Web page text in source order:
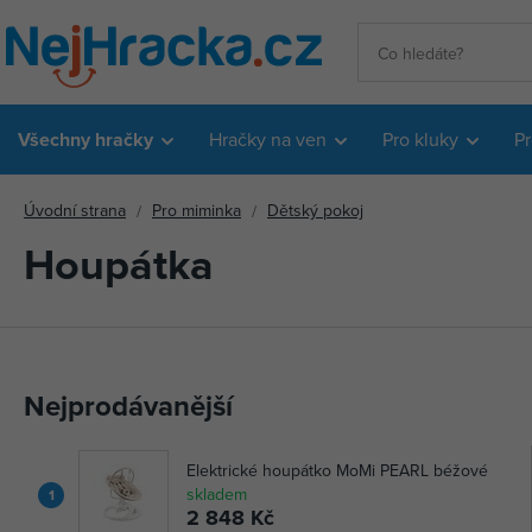
Všechny hračky Hračky na ven Pro kluky
Úvodní strana Pro miminka Dětský pokoj
Houpátka
Nejprodávanější
1
Elektrické houpátko MoMi PEARL béžové
skladem
2 848 Kč